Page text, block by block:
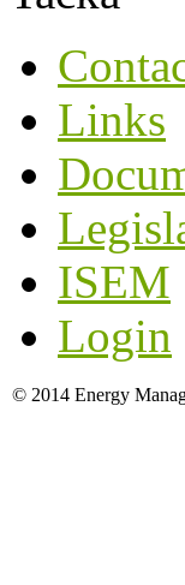
Links
ISEM
Login
© 2014 Energy